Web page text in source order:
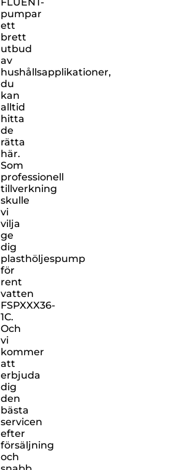
pumpar
ett
brett
utbud
av
hushållsapplikationer,
du
kan
alltid
hitta
de
rätta
här.
Som
professionell
tillverkning
skulle
vi
vilja
ge
dig
plasthöljespump
för
rent
vatten
FSPXXX36-
1C.
Och
vi
kommer
att
erbjuda
dig
den
bästa
servicen
efter
försäljning
och